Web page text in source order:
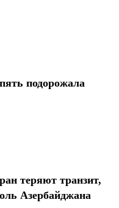
подорожала
теряют транзит,
Азербайджана